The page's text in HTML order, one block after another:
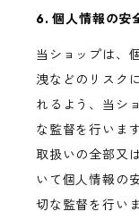
6. 個人情報の安
当ショップは、
洩などのリスク
れるよう、当シ
な監督を行いま
取扱いの全部又
いて個人情報の
切な監督を行いま